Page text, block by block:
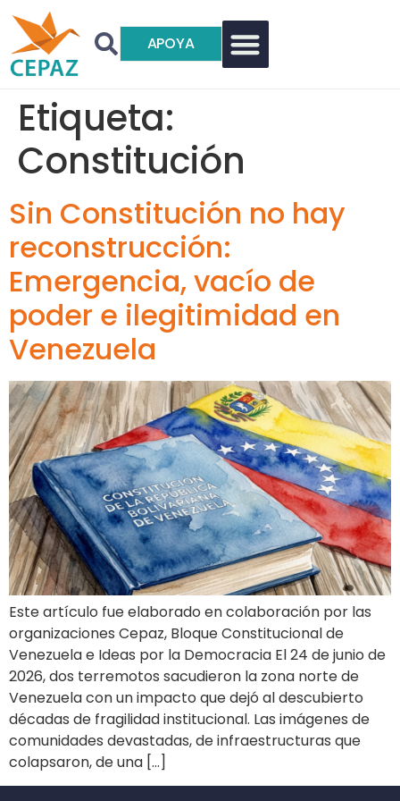
APOYA
Etiqueta:
Constitución
Sin Constitución no hay
reconstrucción:
Emergencia, vacío de
poder e ilegitimidad en
Venezuela
Este artículo fue elaborado en colaboración por las
organizaciones Cepaz, Bloque Constitucional de
Venezuela e Ideas por la Democracia El 24 de junio de
2026, dos terremotos sacudieron la zona norte de
Venezuela con un impacto que dejó al descubierto
décadas de fragilidad institucional. Las imágenes de
comunidades devastadas, de infraestructuras que
colapsaron, de una […]